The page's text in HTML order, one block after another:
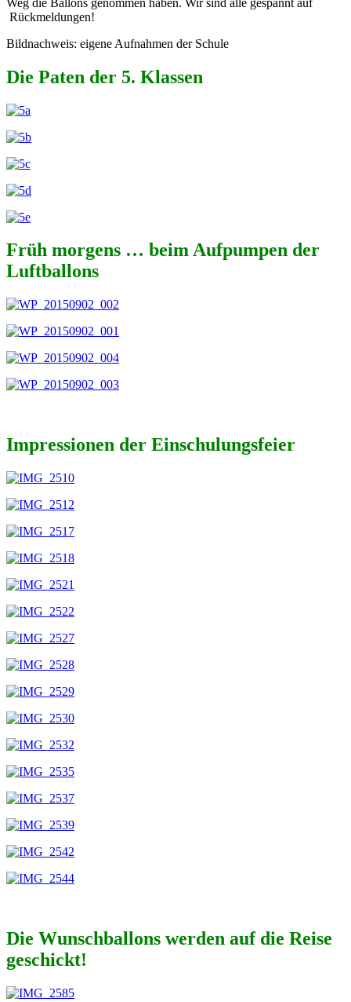
Rückmeldungen!
Bildnachweis: eigene Aufnahmen der Schule
Die Paten der 5. Klassen
Früh morgens … beim Aufpumpen der
Luftballons
Impressionen der Einschulungsfeier
Die Wunschballons werden auf die Reise
geschickt!